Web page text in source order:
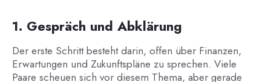
1. Gespräch und Abklärung
Der erste Schritt besteht darin, offen über Finanzen,
Erwartungen und Zukunftspläne zu sprechen. Viele
Paare scheuen sich vor diesem Thema, aber gerade